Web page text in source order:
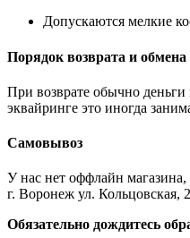
Допускаются мелкие
Порядок возврата и обмена
При возврате обычно деньги
эквайринге это иногда
Самовывоз
У нас нет оффлайн магазина,
г. Воронеж ул. Кольцовская,
Обязательно дождитесь